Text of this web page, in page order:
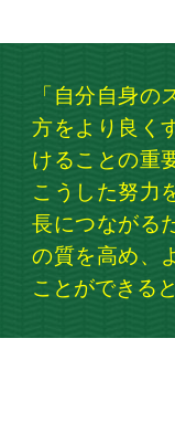
「 自分自身の
方をより良く
けることの重
こうした努力
長につながる
の質を高め、
ことができる